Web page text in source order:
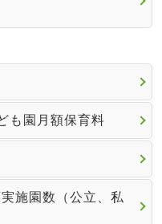
も園月額保育料
施園数（公立、私